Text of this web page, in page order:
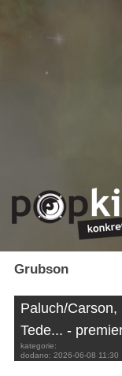
Grubson
Paluch/
Tede... -
kategorie:
dodano: 2026-06-08 11:30